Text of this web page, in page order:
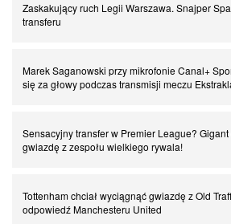
Piłkarz z numerem 47. Phil Foden i inne
Spadkowicze z Serie A. Komu powiemy ciao?
Powrót do Ekstraklasy. Kolejny sen Miedzi
Zaskakujący ruch Legii Warszawa. Snajper
transferu
Marek Saganowski przy mikrofonie Canal+
się za głowy podczas transmisji meczu
Sensacyjny transfer w Premier League?
gwiazdę z zespołu wielkiego rywala!
Tottenham chciał wyciągnąć gwiazdę z Old
odpowiedź Manchesteru United